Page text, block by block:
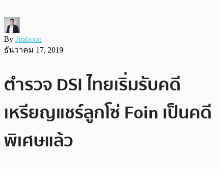
By Jiraboon
ธันวาคม 17, 2019
ตำรวจ DSI ไทยเริ่มรับคดี
เหรียญแชร์ลูกโซ่ Foin เป็นคดี
พิเศษแล้ว